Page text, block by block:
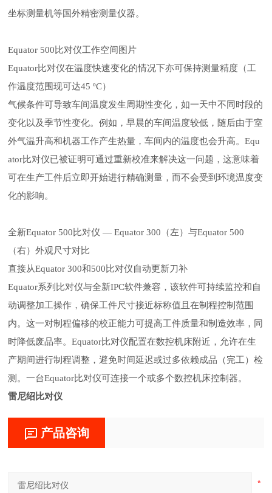
坐标测量机等国外精密测量仪器。
Equator 500比对仪工作空间图片
Equator比对仪在温度快速变化的情况下亦可保持测量精度（工
作温度范围现可达45 ºC）
气候条件可导致车间温度发生周期性变化，如一天中不同时段的
变化以及季节性变化。例如，早晨的车间温度较低，随后由于室
外气温升高和机器工作产生热量，车间内的温度也会升高。Equ
ator比对仪已被证明可通过重新校准来解决这一问题，这意味着
可在生产工件后立即开始进行精确测量，而不会受到环境温度变
化的影响。
全新Equator 500比对仪 — Equator 300（左）与Equator 500
（右）外观尺寸对比
直接从Equator 300和500比对仪自动更新刀补
Equator系列比对仪与全新IPC软件兼容，该软件可持续监控和自
动调整加工操作，确保工件尺寸接近标称值且在制程控制范围
内。这一对制程偏移的校正能力可提高工件质量和制造效率，同
时降低废品率。Equator比对仪配置在数控机床附近，允许在生
产期间进行制程调整，避免时间延迟或过多依赖成品（完工）检
测。一台Equator比对仪可连接一个或多个数控机床控制器。
雷尼绍比对仪
产品咨询